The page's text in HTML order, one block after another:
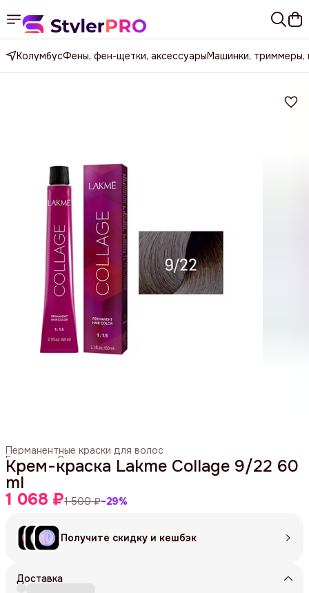
КолумбусФены, фен-щетки, аксессуарыМашинки, триммеры,
Перманентные краски для волос
Средства для окрашивания ›
Главная
Крем-краска Lakme Collage 9/22 60
ml
1 068 ₽1 500 ₽−29%
Получите скидку и кешбэк
Доставка